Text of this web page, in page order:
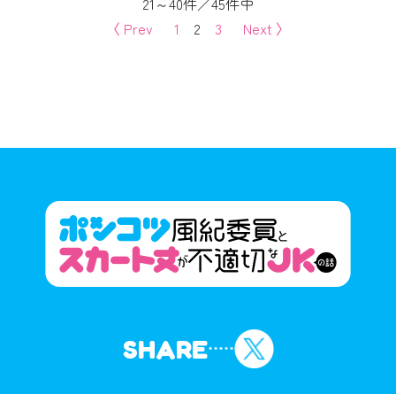
〈 Prev
1 2 3 Next 〉
SHARE